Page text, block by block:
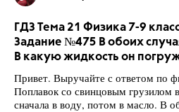
ГДЗ Тема 21 Физика 7-9
Задание №475 В обоих
В какую жидкость он
Привет. Выручайте с ответом по
Поплавок со свинцовым грузилом
сначала в воду, потом в масло. В